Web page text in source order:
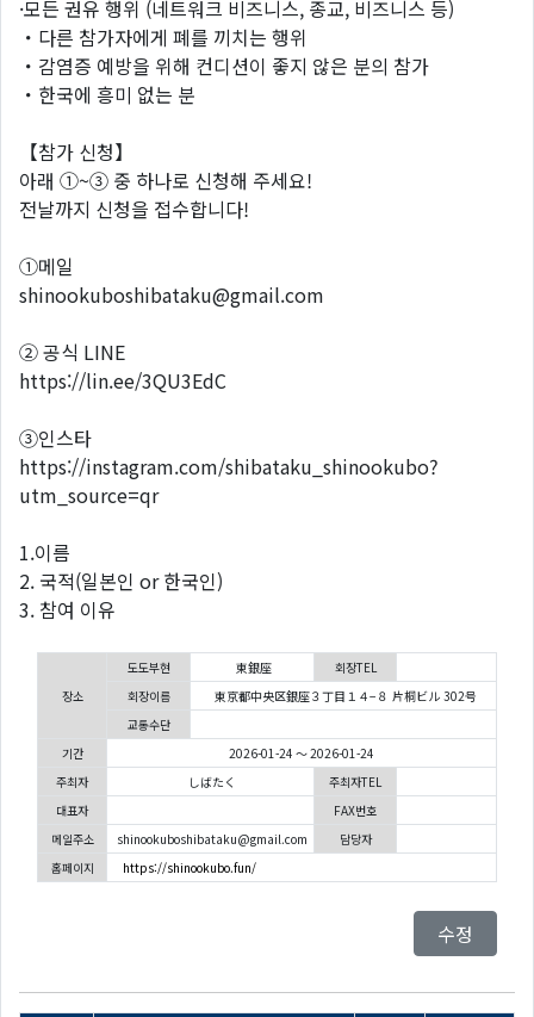
·모든 권유 행위 (네트워크 비즈니스, 종교, 비즈니스 등)
・다른 참가자에게 폐를 끼치는 행위
・감염증 예방을 위해 컨디션이 좋지 않은 분의 참가
・한국에 흥미 없는 분
【참가 신청】
아래 ①~③ 중 하나로 신청해 주세요!
전날까지 신청을 접수합니다!
①메일
shinookuboshibataku@gmail.com
② 공식 LINE
https://lin.ee/3QU3EdC
③인스타
https://instagram.com/shibataku_shinookubo?
utm_source=qr
1.이름
2. 국적(일본인 or 한국인)
3. 참여 이유
장소
도도부현 東銀座
회장TEL
회장이름
東京都中央区銀座３丁目１４−８ 片桐ビル 302号
교통수단
기간
2026-01-24 ～ 2026-01-24
주최자
しばたく
주최자TEL
대표자
FAX번호
메일주소
shinookuboshibataku@gmail.com
담당자
홈페이지
https://shinookubo.fun/
수정